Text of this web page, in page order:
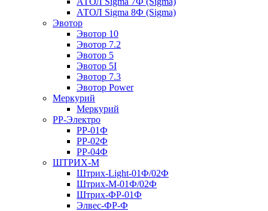
АТОЛ Sigma 8Ф (Sigma)
Эвотор
Эвотор 10
Эвотор 7.2
Эвотор 5
Эвотор 5I
Эвотор 7.3
Эвотор Power
Меркурий
Меркурий
РР-Электро
РР-01Ф
РР-02Ф
РР-04Ф
ШТРИХ-М
Штрих-Light-01Ф/02Ф
Штрих-М-01Ф/02Ф
Штрих-ФР-01Ф
Элвес-ФР-Ф